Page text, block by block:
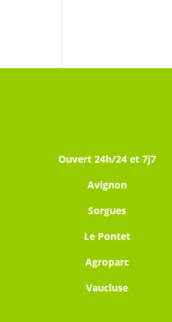
Ouvert 24h/24 et 7j7
Avignon
Sorgues
Le Pontet
Agroparc
Vaucluse